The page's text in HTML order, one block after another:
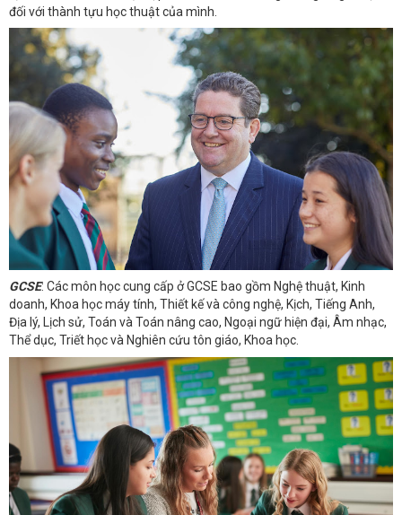
đối với thành tựu học thuật của mình.
GCSE: Các môn học cung cấp ở GCSE bao gồm Nghệ thuật, Kinh
doanh, Khoa học máy tính, Thiết kế và công nghệ, Kịch, Tiếng Anh,
Địa lý, Lịch sử, Toán và Toán nâng cao, Ngoại ngữ hiện đại, Âm nhạc,
Thể dục, Triết học và Nghiên cứu tôn giáo, Khoa học.